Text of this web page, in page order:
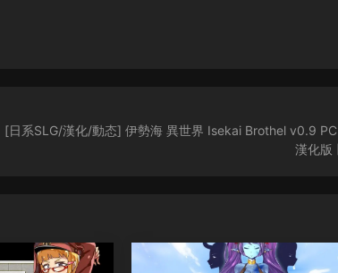
[日系SLG/漢化/動态] 伊勢海 異世界 Isekai Brothel v0.9
漢化版